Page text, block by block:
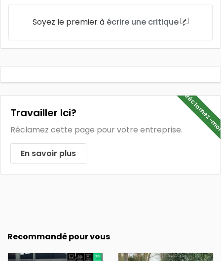
Soyez le premier à écrire une critique
Travailler Ici?
Réclamez cette page pour votre entreprise.
En savoir plus
Recommandé pour vous